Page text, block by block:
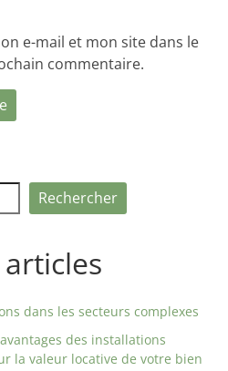
e-mail et mon site dans le
commentaire.
Rechercher
dans les secteurs complexes
des installations
la valeur locative de votre bien